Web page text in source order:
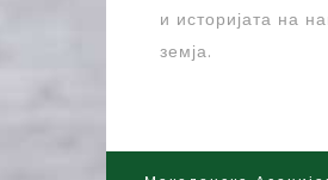
и историјата на
земја.